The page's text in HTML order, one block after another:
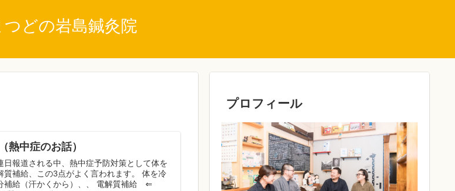
つどの岩島鍼灸院
中症のお話）
日報道される中、熱中症予防対策として体を
質補給、この3点がよく言われます。 体を冷
補給（汗かくから）、、 電解質補給 ⇐
プロフィール